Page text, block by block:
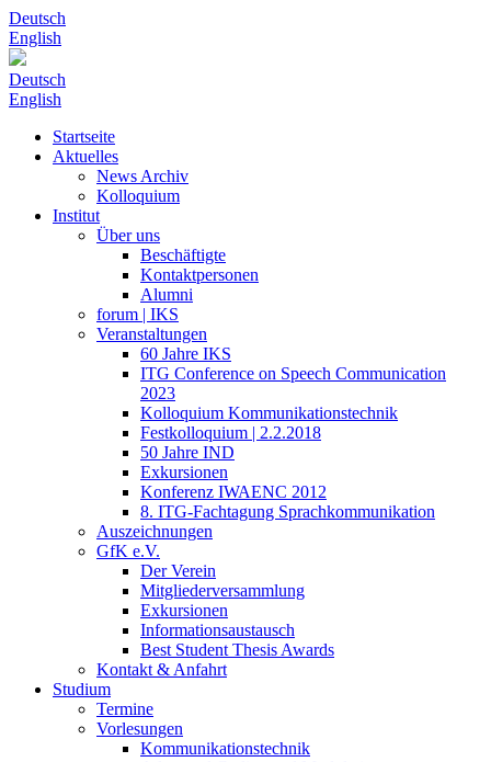
Deutsch
English
Deutsch
English
Startseite
Aktuelles
News Archiv
Kolloquium
Institut
Über uns
Beschäftigte
Kontaktpersonen
Alumni
forum | IKS
Veranstaltungen
60 Jahre IKS
ITG Conference on Speech Communication
2023
Kolloquium Kommunikationstechnik
Festkolloquium | 2.2.2018
50 Jahre IND
Exkursionen
Konferenz IWAENC 2012
8. ITG-Fachtagung Sprachkommunikation
Auszeichnungen
GfK e.V.
Der Verein
Mitgliederversammlung
Exkursionen
Informationsaustausch
Best Student Thesis Awards
Kontakt & Anfahrt
Studium
Termine
Vorlesungen
Kommunikationstechnik